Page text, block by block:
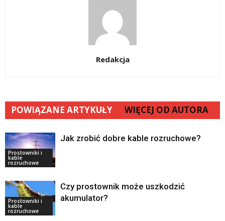
Redakcja
POWIĄZANE ARTYKUŁY WIĘCEJ OD AUTORA
Prostowniki i
kable
rozruchowe
Jak zrobić dobre kable rozruchowe?
Prostowniki i
kable
rozruchowe
Czy prostownik może uszkodzić
akumulator?